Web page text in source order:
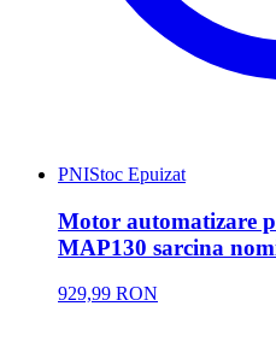
PNIStoc Epuizat
Motor automatizare
MAP130 sarcina
929,99 RON